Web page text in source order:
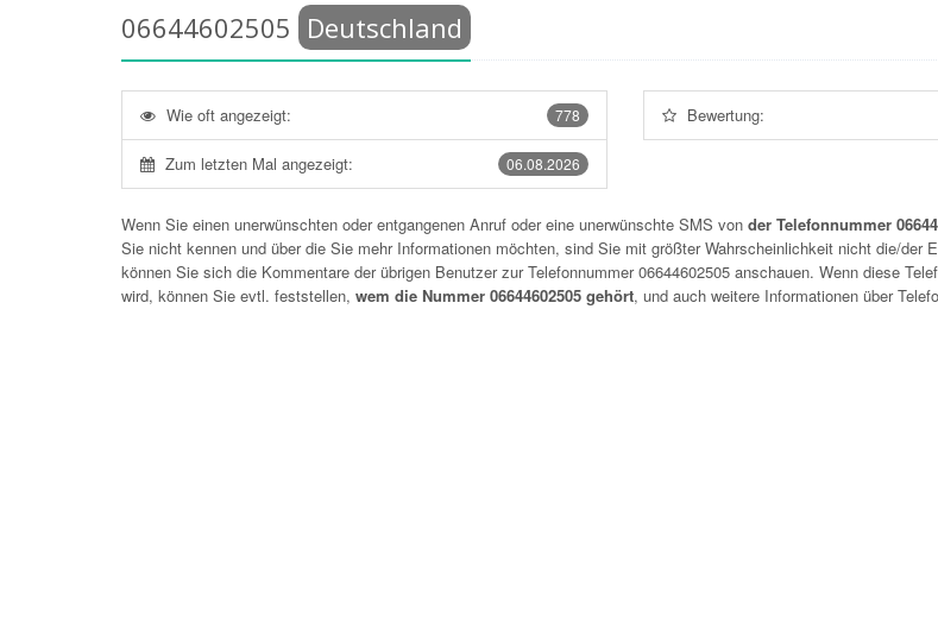
06644602505 Deutschland
778
Wie oft angezeigt:
06.08.2026
Zum letzten Mal angezeigt:
Bewertung:
Wenn Sie einen unerwünschten oder entgangenen Anruf oder eine unerwünschte SMS von der Telefonnummer
Sie nicht kennen und über die Sie mehr Informationen möchten, sind Sie mit größter Wahrscheinlichkeit nicht die/der
können Sie sich die Kommentare der übrigen Benutzer zur Telefonnummer06644602505 anschauen. Wenn diese
wird, können Sie evtl. feststellen, wem die Nummer 06644602505 gehört, und auch weitere Informationen über